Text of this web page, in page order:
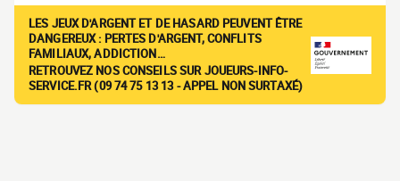
LES JEUX D'ARGENT ET DE HASARD PEUVENT ÊTRE
DANGEREUX : PERTES D'ARGENT, CONFLITS
FAMILIAUX, ADDICTION…
RETROUVEZ NOS CONSEILS SUR JOUEURS-INFO-
SERVICE.FR (09 74 75 13 13 - APPEL NON SURTAXÉ)